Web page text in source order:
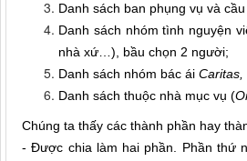
Danh sách ban phụng vụ và
Danh sách nhóm tình nguyện
nhà xứ…), bầu chọn 2 người;
Danh sách nhóm bác ái Caritas,
Danh sách thuộc nhà mục vụ (
Chúng ta thấy các thành phần hay
- Được chia làm hai phần. Phần thứ